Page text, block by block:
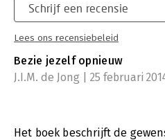
Schrijf een recensie
Lees ons recensiebeleid
Bezie jezelf opnieuw
J.I.M. de Jong | 25 februari
Het boek beschrijft de